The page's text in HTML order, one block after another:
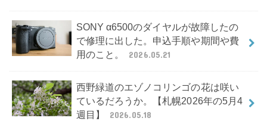
SONY α6500のダイヤルが故障したの
で修理に出した。申込手順や期間や費
用のこと。
2026.05.21
西野緑道のエゾノコリンゴの花は咲い
ているだろうか。【札幌2026年の5月4
週目】
2026.05.18